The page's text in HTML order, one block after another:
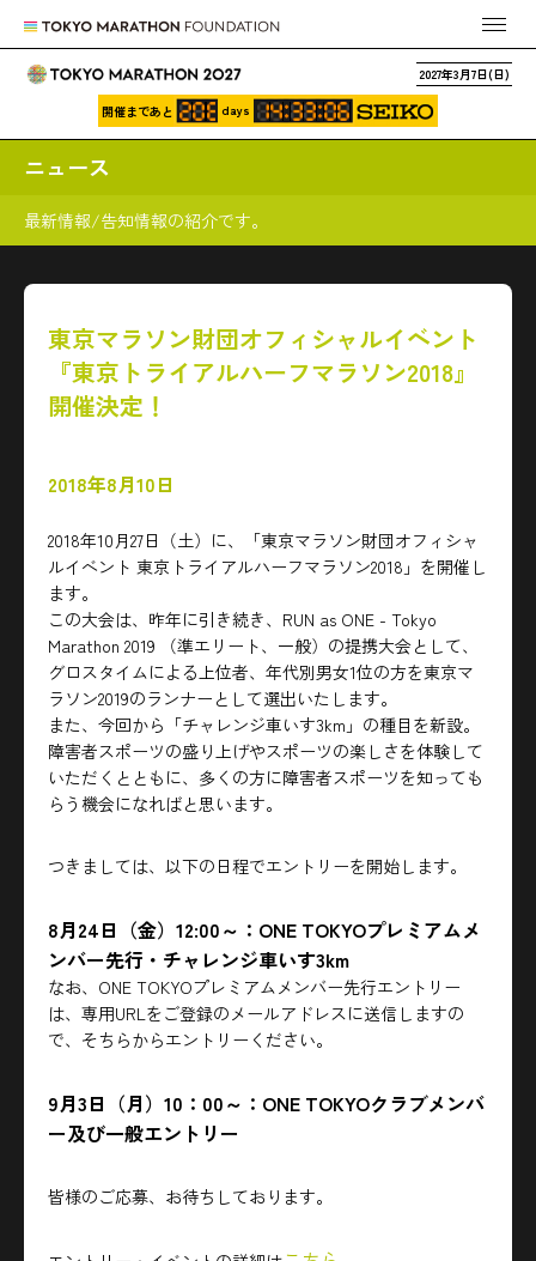
2027年3月7日(日)
開催まであと days
ニュース
最新情報/告知情報の紹介です。
東京マラソン財団オフィシャルイベント
『東京トライアルハーフマラソン2018』
開催決定！
2018年8月10日
2018年10月27日（土）に、「東京マラソン財団オフィシャ
ルイベント 東京トライアルハーフマラソン2018」を開催し
ます。
この大会は、昨年に引き続き、RUN as ONE - Tokyo
Marathon 2019 （準エリート、一般）の提携大会として、
グロスタイムによる上位者、年代別男女1位の方を東京マ
ラソン2019のランナーとして選出いたします。
また、今回から「チャレンジ車いす3km」の種目を新設。
障害者スポーツの盛り上げやスポーツの楽しさを体験して
いただくとともに、多くの方に障害者スポーツを知っても
らう機会になればと思います。
つきましては、以下の日程でエントリーを開始します。
8月24日（金）12:00～：ONE TOKYOプレミアムメ
ンバー先行・チャレンジ車いす3km
なお、ONE TOKYOプレミアムメンバー先行エントリー
は、専用URLをご登録のメールアドレスに送信しますの
で、そちらからエントリーください。
9月3日（月）10：00～：ONE TOKYOクラブメンバ
ー及び一般エントリー
皆様のご応募、お待ちしております。